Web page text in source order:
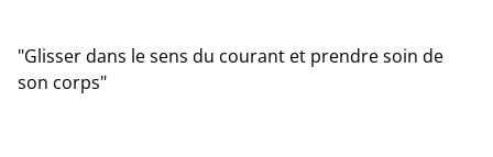
"Glisser dans le sens du courant et prendre soin de
son corps"